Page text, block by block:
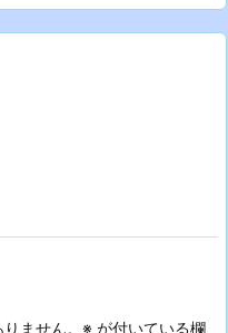
ません。 ※ が付いている欄